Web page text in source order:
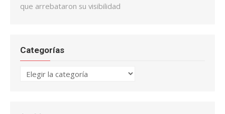
que arrebataron su visibilidad
Categorías
Categorías